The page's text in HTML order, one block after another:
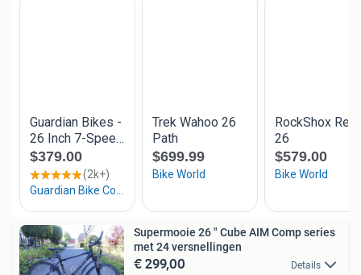
Supermooie 26 " Cube AIM Comp series
met 24 versnellingen
€ 299,00 Details